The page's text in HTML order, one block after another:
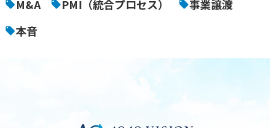
M&A PMI（統合プロセス）
事業譲渡
本音